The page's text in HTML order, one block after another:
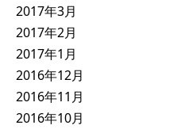
2017年3月
2017年2月
2017年1月
2016年12月
2016年11月
2016年10月